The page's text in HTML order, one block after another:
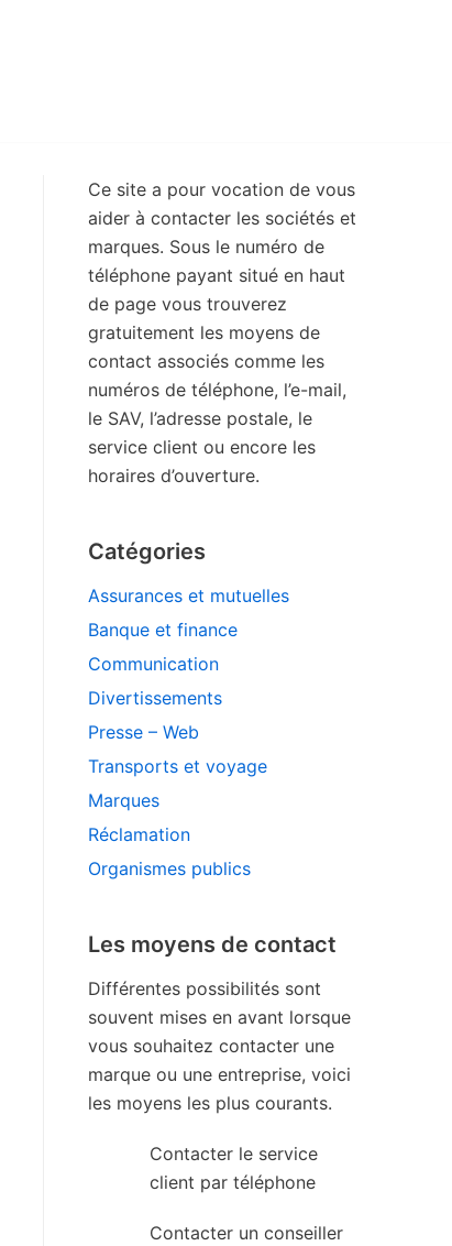
Ce site a pour vocation de vous
aider à contacter les sociétés et
marques. Sous le numéro de
téléphone payant situé en haut
de page vous trouverez
gratuitement les moyens de
contact associés comme les
numéros de téléphone, l’e-mail,
le SAV, l’adresse postale, le
service client ou encore les
horaires d’ouverture.
Catégories
Assurances et mutuelles
Banque et finance
Communication
Divertissements
Presse – Web
Transports et voyage
Marques
Réclamation
Organismes publics
Les moyens de contact
Différentes possibilités sont
souvent mises en avant lorsque
vous souhaitez contacter une
marque ou une entreprise, voici
les moyens les plus courants.
Contacter le service
client par téléphone
Contacter un conseiller